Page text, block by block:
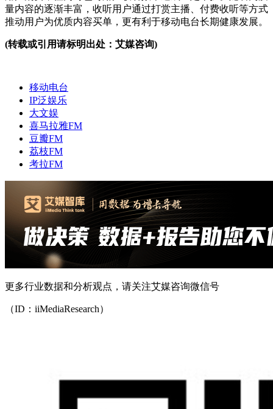
量内容的逐渐丰富，收听用户通过打赏主播、付费收听等方式
推动用户为优质内容买单，更有利于移动电台长期健康发展。
(转载或引用请标明出处：艾媒咨询)
移动电台
IP泛娱乐
大文娱
喜马拉雅FM
豆瓣FM
荔枝FM
考拉FM
更多行业数据和分析观点，请关注艾媒咨询微信号
（ID：iiMediaResearch）